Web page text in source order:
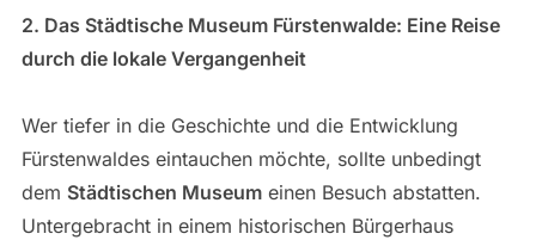
2. Das Städtische Museum Fürstenwalde: Eine Reise
durch die lokale Vergangenheit
Wer tiefer in die Geschichte und die Entwicklung
Fürstenwaldes eintauchen möchte, sollte unbedingt
dem Städtischen Museumeinen Besuch abstatten.
Untergebracht in einem historischen Bürgerhaus